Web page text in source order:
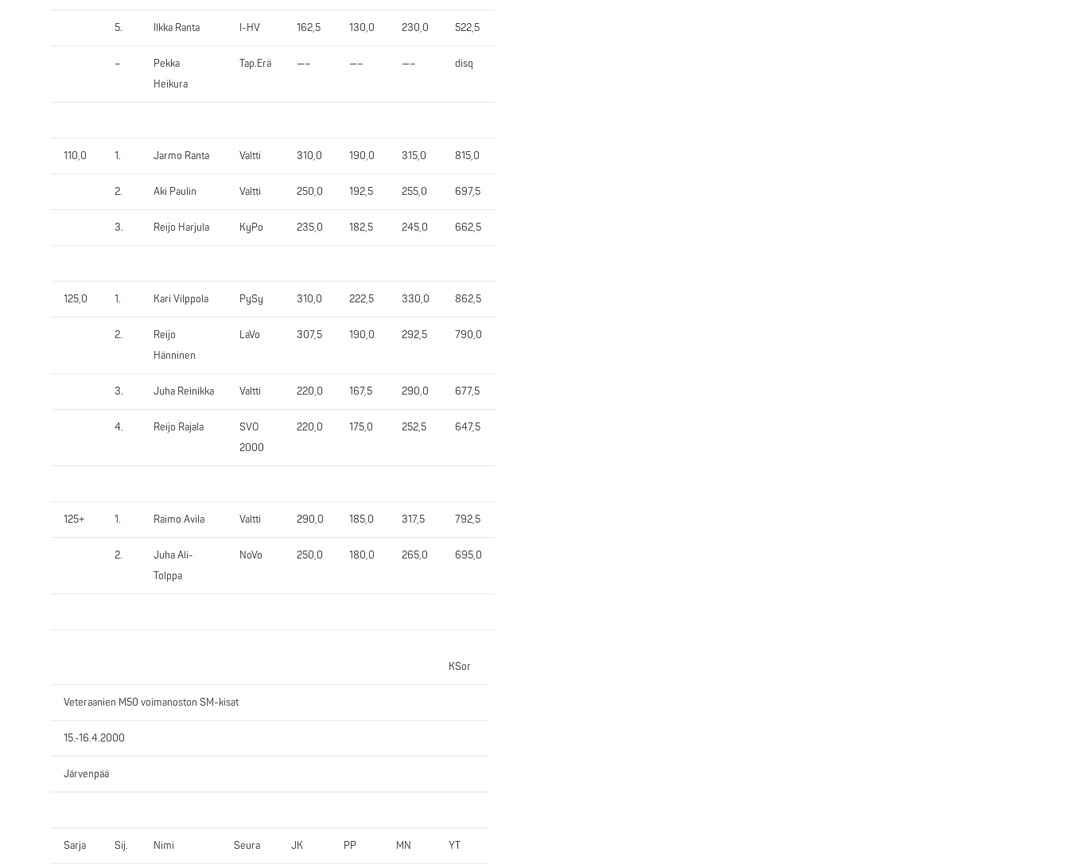
5. Ilkka Ranta I-HV 162,5 130,0 230,0 522,5
–
Pekka
Heikura
Tap.Erä —– —– —– disq
110,0 1. Jarmo Ranta Valtti 310,0 190,0 315,0 815,0
2. Aki Paulin Valtti 250,0 192,5 255,0 697,5
3. Reijo Harjula KyPo 235,0 182,5 245,0 662,5
125,0 1. Kari Vilppola PySy 310,0 222,5 330,0 862,5
2.
Reijo
Hänninen
LaVo 307,5 190,0 292,5 790,0
3. Juha Reinikka Valtti 220,0 167,5 290,0 677,5
4. Reijo Rajala
SVO
2000
220,0 175,0 252,5 647,5
125+ 1. Raimo Avila Valtti 290,0 185,0 317,5 792,5
2.
Juha Ali-
Tolppa
NoVo 250,0 180,0 265,0 695,0
KSor
Veteraanien M50 voimanoston SM-kisat
15.-16.4.2000
Järvenpää
Sarja Sij. Nimi Seura JK PP MN YT